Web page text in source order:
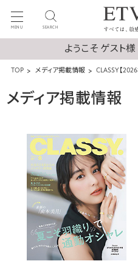
MENU SEARCH
ようこそ ゲスト
TOP メディア掲載情報 CLASSY【
メディア掲載情報